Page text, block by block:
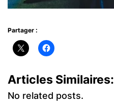
Partager :
Articles Similaires:
No related posts.